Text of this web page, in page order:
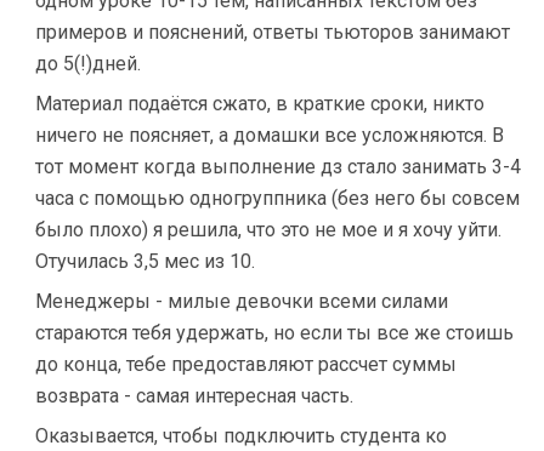
примеров и пояснений, ответы тьюторов занимают
до 5(!)дней.
Материал подаётся сжато, в краткие сроки, никто
ничего не поясняет, а домашки все усложняются. В
тот момент когда выполнение дз стало занимать 3-4
часа с помощью одногруппника (без него бы совсем
было плохо) я решила, что это не мое и я хочу уйти.
Отучилась 3,5 мес из 10.
Менеджеры - милые девочки всеми силами
стараются тебя удержать, но если ты все же стоишь
до конца, тебе предоставляют рассчет суммы
возврата - самая интересная часть.
Оказывается, чтобы подключить студента ко